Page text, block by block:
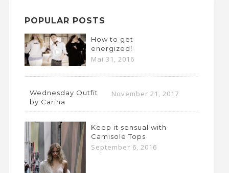
POPULAR POSTS
How to get
energized!
Mai 31, 2016
Wednesday Outfit
by Carina
November 21, 2017
Keep it sensual with
Camisole Tops
September 6, 2016